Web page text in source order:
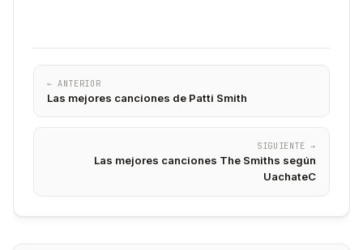
← ANTERIOR
Las mejores canciones de Patti Smith
SIGUIENTE →
Las mejores canciones The Smiths según
UachateC